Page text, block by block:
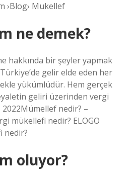
›Blog› Mukellef
ne demek?
hakkında bir şeyler yapmak
gelir elde eden her
yükümlüdür. Hem gerçek
geliri üzerinden vergi
nedir? –
mükellefi nedir? ELOGO
nedir?
oluyor?